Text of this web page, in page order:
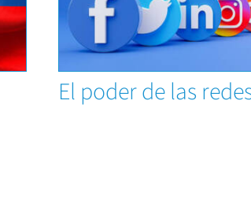
El poder de las